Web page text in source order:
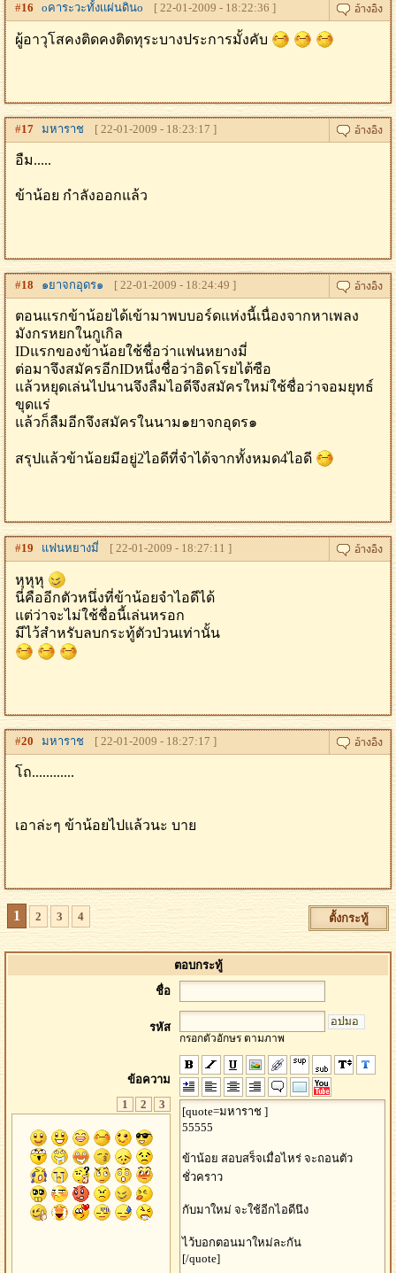
#16 oคาระวะทั้งเเผ่นดินo [ 22-01-2009 - 18:22:36 ]
ผู้อาวุโสคงติดคงติดทุระบางประการมั้งคับ
#17 มหาราช [ 22-01-2009 - 18:23:17 ]
อืม.....
ข้าน้อย กำลังออกแล้ว
#18 ๑ยาจกอุดร๑ [ 22-01-2009 - 18:24:49 ]
ตอนแรกข้าน้อยได้เข้ามาพบบอร์ดแห่งนี้เนื่องจากหาเพลง
มังกรหยกในกูเกิล
IDแรกของข้าน้อยใช้ชื่อว่าแฟนหยางมี่
ต่อมาจึงสมัครอีกIDหนึ่งชื่อว่าอิดโรยไต้ซือ
แล้วหยุดเล่นไปนานจึงลืมไอดีจึงสมัครใหม่ใช้ชื่อว่าจอมยุทธ์
ขุดแร่
แล้วก็ลืมอีกจึงสมัครในนาม๑ยาจกอุดร๑
สรุปแล้วข้าน้อยมีอยู่2ไอดีที่จำได้จากทั้งหมด4ไอดี
#19 แฟนหยางมี่ [ 22-01-2009 - 18:27:11 ]
หุหุหุ
นี่คืออีกตัวหนึ่งที่ข้าน้อยจำไอดีได้
แต่ว่าจะไม่ใช้ชื่อนี้เล่นหรอก
มีไว้สำหรับลบกระทู้ตัวป่วนเท่านั้น
#20 มหาราช [ 22-01-2009 - 18:27:17 ]
โถ............
เอาล่ะๆ ข้าน้อยไปแล้วนะ บาย
1 2 3 4 ตั้งกระทู้
ตอบกระทู้
ชื่อ
รหัส
กรอกตัวอักษร ตามภาพ
ข้อความ
1
2 3